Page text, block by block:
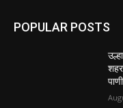
POPULAR POSTS